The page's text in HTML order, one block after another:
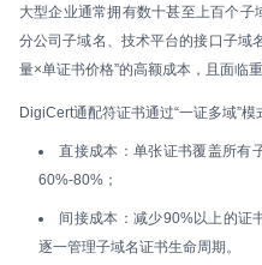
大型企业通常拥有数十甚至上百个
分公司子域名、技术平台的接口子域
量×单证书价格”的高额成本，且面临
DigiCert通配符证书通过“一证多域”模
直接成本：单张证书覆盖所有
60%-80%；
间接成本：减少90%以上的证
逐一管理子域名证书生命周期。